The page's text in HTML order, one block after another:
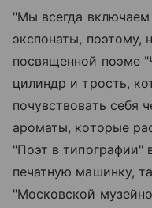
"Мы всегда
экспонаты, поэтому,
посвященной поэме
цилиндр и трость,
почувствовать себя
ароматы, которые
"Поэт в типографии"
печатную машинку,
"Московской